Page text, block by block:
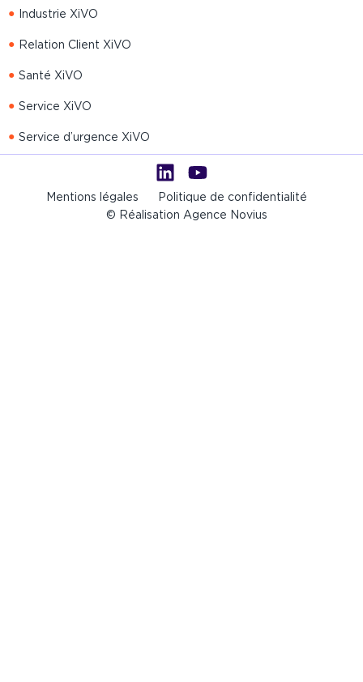
Industrie XiVO
Relation Client XiVO
Santé XiVO
Service XiVO
Service d’urgence XiVO
Mentions légales
Politique de confidentialité
© Réalisation Agence Novius